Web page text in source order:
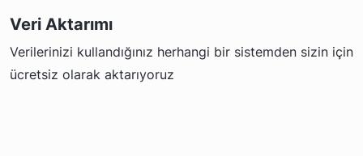
Veri Aktarımı
Verilerinizi kullandığınız herhangi bir sistemden sizin için
ücretsiz olarak aktarıyoruz